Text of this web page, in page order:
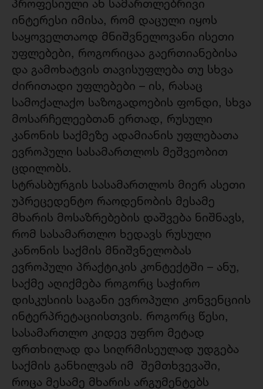
პროფესიული ან სამართლებრივი
ინტერესი იმისა, რომ დაცული იყოს
საყოველთაოდ მნიშვნელოვანი ისეთი
უფლებები, როგორიცაა გაერთიანებისა
და გამოხატვის თავისუფლება თუ სხვა
ძირითადი უფლებები – ის, რასაც
სამოქალაქო საზოგადოების ფონდი, სხვა
მოსარჩელეებთან ერთად, რუსული
კანონის საქმეზე ადამიანის უფლებათა
ევროპული სასამართლოს მეშვეობით
ცდილობს.
სტრასბურგის სასამართლოს მიერ ასეთი
უპრეცედენტო რაოდენობის მესამე
მხარის მოსაზრებების დაშვება ნიშნავს,
რომ სასამართლო ხედავს რუსული
კანონის საქმის მნიშვნელობას
ევროპული პრაქტიკის კონტექტში – ანუ,
საქმე აღიქმება როგორც საჭირო
დისკუსიის საგანი ევროპული კონვენციის
ინტერპრეტაციისთვის. როგორც წესი,
სასამართლო კიდევ უფრო მეტად
ფრთხილად და სიღრმისეულად უდგება
საქმის განხილვას იმ შემთხვევაში,
როცა მესამე მხარის არგუმენტებს